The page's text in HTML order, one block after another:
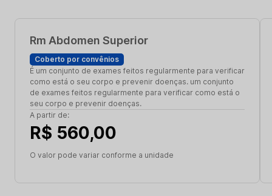
Rm Abdomen Superior
Coberto por convênios
É um conjunto de exames feitos regularmente para verificar
como está o seu corpo e prevenir doenças. um conjunto
de exames feitos regularmente para verificar como está o
seu corpo e prevenir doenças.
A partir de:
R$ 560,00
O valor pode variar conforme a unidade